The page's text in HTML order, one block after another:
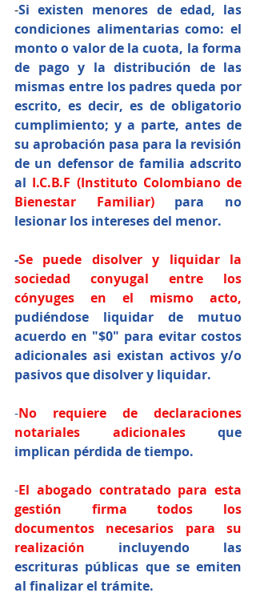
-Si existen menores de edad, las
condiciones alimentarias como: el
monto o valor de la cuota, la forma
de pago y la distribución de las
mismas entre los padres queda por
escrito, es decir, es de obligatorio
cumplimiento; y a parte, antes de
su aprobación pasa para la revisión
de un defensor de familia adscrito
al I.C.B.F (Instituto Colombiano de
Bienestar Familiar) para no
lesionar los intereses del menor.
-Se puede disolver y liquidar la
sociedad conyugal entre los
cónyuges en el mismo acto,
pudiéndose liquidar de mutuo
acuerdo en "$0" para evitar costos
adicionales asi existan activos y/o
pasivos que disolver y liquidar.
-No requiere de declaraciones
notariales adicionales que
implican pérdida de tiempo.
-El abogado contratado para esta
gestión firma todos los
documentos necesarios para su
realización incluyendo las
escrituras públicas que se emiten
al finalizar el trámite.